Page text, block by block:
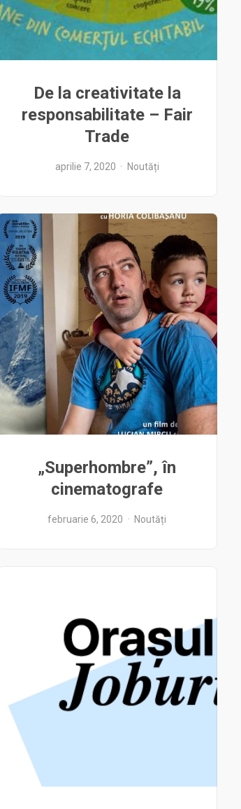
De la creativitate la
responsabilitate – Fair
Trade
aprilie 7, 2020 Noutăți
„Superhombre”, în
cinematografe
februarie 6, 2020 Noutăți